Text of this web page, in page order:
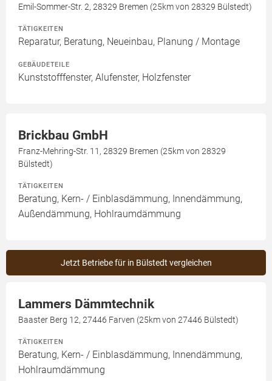
Emil-Sommer-Str. 2, 28329 Bremen (25km von 28329 Bülstedt)
TÄTIGKEITEN
Reparatur, Beratung, Neueinbau, Planung / Montage
GEBÄUDETEILE
Kunststofffenster, Alufenster, Holzfenster
Brickbau GmbH
Franz-Mehring-Str. 11, 28329 Bremen (25km von 28329
Bülstedt)
TÄTIGKEITEN
Beratung, Kern- / Einblasdämmung, Innendämmung,
Außendämmung, Hohlraumdämmung
Jetzt Betriebe für in Bülstedt vergleichen
Lammers Dämmtechnik
Baaster Berg 12, 27446 Farven (25km von 27446 Bülstedt)
TÄTIGKEITEN
Beratung, Kern- / Einblasdämmung, Innendämmung,
Hohlraumdämmung